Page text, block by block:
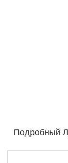
Подробный